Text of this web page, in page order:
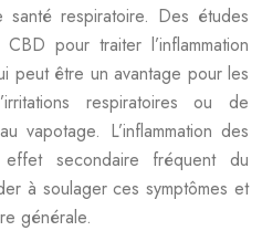
santé respiratoire. Des études
pour traiter l’inflammation
peut être un avantage pour les
respiratoires ou de
vapotage. L’inflammation des
secondaire fréquent du
à soulager ces symptômes et
générale.